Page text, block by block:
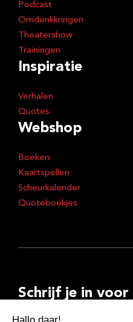
Podcast
Omdenkkringen
Theatershow
Trainingen
Inspiratie
Verhalen
Quotes
Webshop
Boeken
Kaartspellen
Scheurkalender
Quoteboekjes
Schrijf je in voor